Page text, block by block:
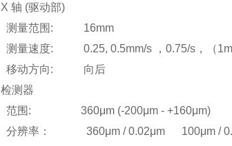
X 轴 (驱动部)
测量范围: 16mm
测量速度: 0.25, 0.5mm/s ，0.75/s，（
移动方向: 向后
检测器
范围: 360μm (-200μm - +160μm)
分辨率： 360μm / 0.02μm 100μm /